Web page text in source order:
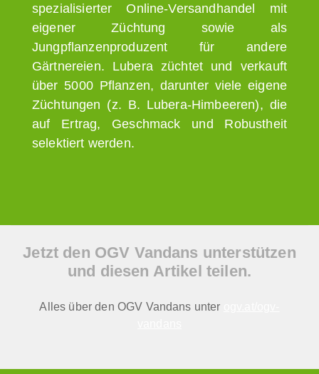
spezialisierter Online-Versandhandel mit
eigener Züchtung sowie als
Jungpflanzenproduzent für andere
Gärtnereien. Lubera züchtet und verkauft
über 5000 Pflanzen, darunter viele eigene
Züchtungen (z. B. Lubera-Himbeeren), die
auf Ertrag, Geschmack und Robustheit
selektiert werden.
Jetzt den OGV Vandans unterstützen
und diesen Artikel teilen.
Alles über den OGV Vandans unter